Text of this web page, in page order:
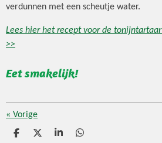
verdunnen met een scheutje water.
Lees hier het recept voor de
>>
Eet smakelijk!
« Vorige
D
D
S
D